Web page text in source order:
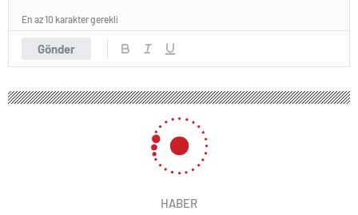
Gönder
En az 10 karakter gerekli
HABER